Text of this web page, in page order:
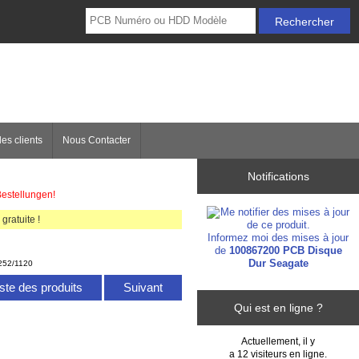
clients Nous Contacter
!
1120
des produits Suivant
Notifications
Informez moi des mises à jour
de 100867200 PCB Disque
Dur Seagate
Qui est en ligne ?
Actuellement, il y
a 12 visiteurs en ligne.